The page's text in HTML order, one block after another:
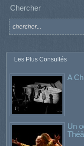
Chercher
Les Plus Consultés
A
Un